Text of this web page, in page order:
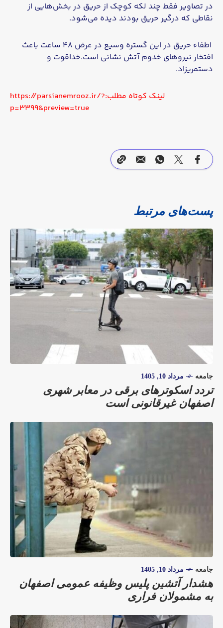
در تصاویر فقط چند لکه کوچک از حریق در بخش‌هایی از
نقاطی که درگیر حریق بودند دیده می‌شود.
اطفاء حریق در این گستره وسیع در عرض ۴۸ ساعت باعث
افتخار نیروهای خدوم آتش نشانی است.خداقوت و
دستمریزاد.
لینک کوتاه مطلب:https://parsianemrooz.ir/?
p=3399&preview=true
پست‌های مرتبط
جامعه مرداد 10, 1405
تردد اسکوترهای برقی در معابر شهری
اصفهان غیرقانونی است
جامعه مرداد 10, 1405
هشدار آتشین پلیس وظیفه عمومی اصفهان
به مشمولان فراری